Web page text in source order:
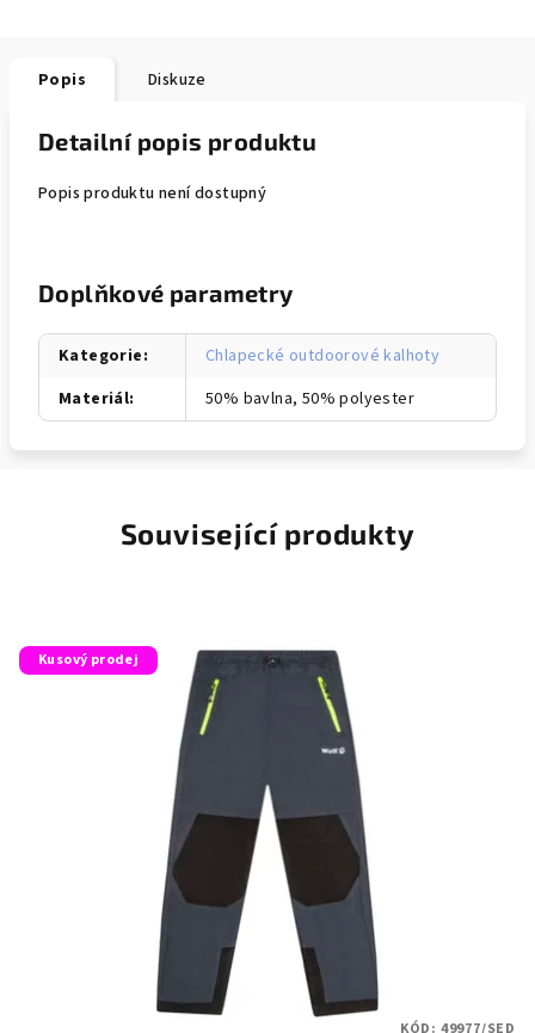
Popis Diskuze
Detailní popis produktu
Popis produktu není dostupný
Doplňkové parametry
Kategorie:
Chlapecké outdoorové kalhoty
Materiál: 50% bavlna, 50% polyester
Související produkty
Kusový prodej
KÓD: 49977/SED